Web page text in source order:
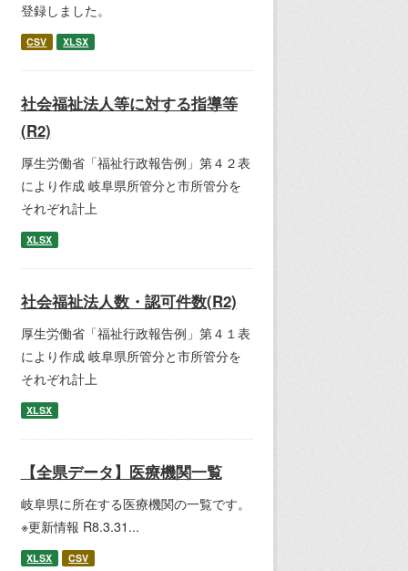
登録しました。
CSV XLSX
社会福祉法人等に対する指導等
(R2)
厚生労働省「福祉行政報告例」第４２表
により作成 岐阜県所管分と市所管分を
それぞれ計上
XLSX
社会福祉法人数・認可件数(R2)
厚生労働省「福祉行政報告例」第４１表
により作成 岐阜県所管分と市所管分を
それぞれ計上
XLSX
【全県データ】医療機関一覧
岐阜県に所在する医療機関の一覧です。
※更新情報 R8.3.31...
XLSX CSV